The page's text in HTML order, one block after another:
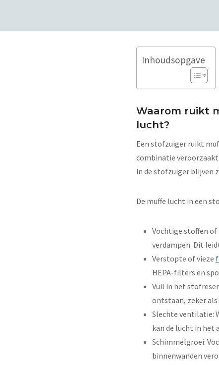
Inhoudsopgave
Waarom ruikt
lucht?
Een stofzuiger ruikt
combinatie
in de stofzuiger blijven
De muffe lucht in een
Vochtige stoffen
verdampen. Dit
Verstopte of vieze
HEPA-filters en
Vuil in het
ontstaan, zeker
Slechte ventilatie:
kan de lucht in het
Schimmelgroei:
binnenwanden